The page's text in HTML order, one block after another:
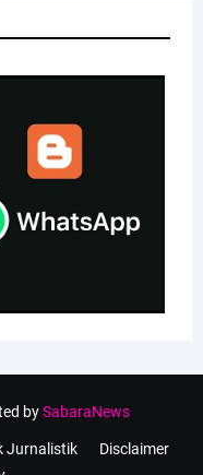
bySabaraNews
Jurnalistik
Disclaimer